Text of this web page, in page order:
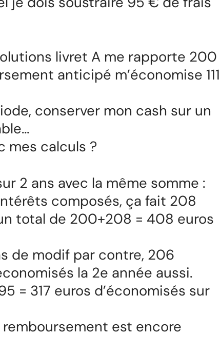
livret A me rapporte 200
anticipé m’économise 111
conserver mon cash sur un
mes calculs ?
2 ans avec la même somme :
composés, ça fait 208
total de 200+208 = 408 euros
de modif par contre, 206
la 2e année aussi.
= 317 euros d’économisés sur
est encore